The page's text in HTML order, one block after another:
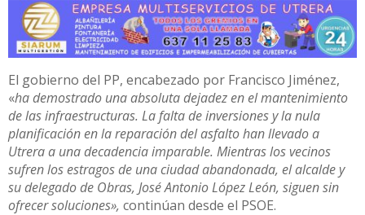
El gobierno del PP, encabezado por Francisco Jiménez,
«ha demostrado una absoluta dejadez en el mantenimiento
de las infraestructuras. La falta de inversiones y la nula
planificación en la reparación del asfalto han llevado a
Utrera a una decadencia imparable. Mientras los vecinos
sufren los estragos de una ciudad abandonada, el alcalde y
su delegado de Obras, José Antonio López León, siguen sin
ofrecer soluciones», continúan desde el PSOE.